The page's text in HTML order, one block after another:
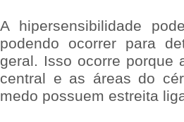
A hipersensibilidade
podendo ocorrer para
geral. Isso ocorre porque
central e as áreas do
medo possuem estreita